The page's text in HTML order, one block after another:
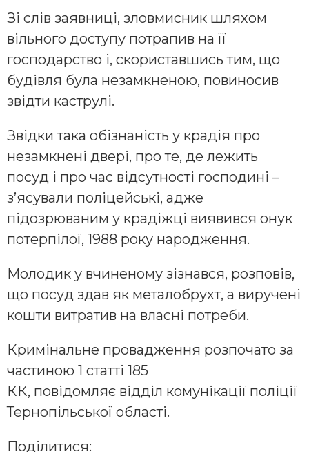
Зі слів заявниці, зловмисник шляхом
вільного доступу потрапив на її
господарство і, скориставшись тим, що
будівля була незамкненою, повиносив
звідти каструлі.
Звідки така обізнаність у крадія про
незамкнені двері, про те, де лежить
посуд і про час відсутності господині –
з’ясували поліцейські, адже
підозрюваним у крадіжці виявився онук
потерпілої, 1988 року народження.
Молодик у вчиненому зізнався, розповів,
що посуд здав як металобрухт, а виручені
кошти витратив на власні потреби.
Кримінальне провадження розпочато за
частиною 1 статті 185
КК, повідомляє відділ комунікації поліції
Тернопільської області.
Поділитися: